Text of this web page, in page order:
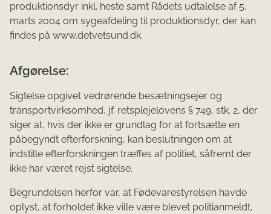
produktionsdyr inkl. heste samt Rådets udtalelse af 5.
marts 2004 om sygeafdeling til produktionsdyr, der kan
findes på www.detvetsund.dk.
Afgørelse:
Sigtelse opgivet vedrørende besætningsejer og
transportvirksomhed, jf. retsplejelovens § 749, stk. 2, der
siger at, hvis der ikke er grundlag for at fortsætte en
påbegyndt efterforskning, kan beslutningen om at
indstille efterforskningen træffes af politiet, såfremt der
ikke har været rejst sigtelse.
Begrundelsen herfor var, at Fødevarestyrelsen havde
oplyst, at forholdet ikke ville være blevet politianmeldt,